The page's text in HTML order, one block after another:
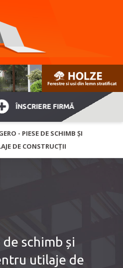
ÎNSCRIERE FIRMĂ
- PIESE DE SCHIMB ȘI
DE CONSTRUCȚII
de schimb și
utilaje de